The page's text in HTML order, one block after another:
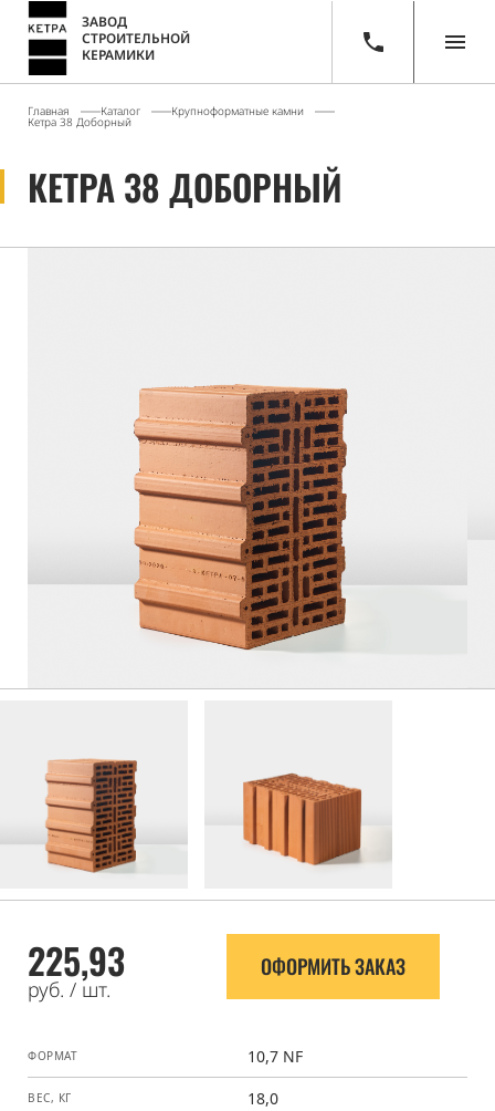
ЗАВОД
СТРОИТЕЛЬНОЙ
КЕРАМИКИ
Главная Каталог Крупноформатные камни
Кетра 38 Доборный
КЕТРА 38 ДОБОРНЫЙ
225,93
руб. / шт.
ОФОРМИТЬ ЗАКАЗ
ФОРМАТ 10,7 NF
ВЕС, КГ 18,0